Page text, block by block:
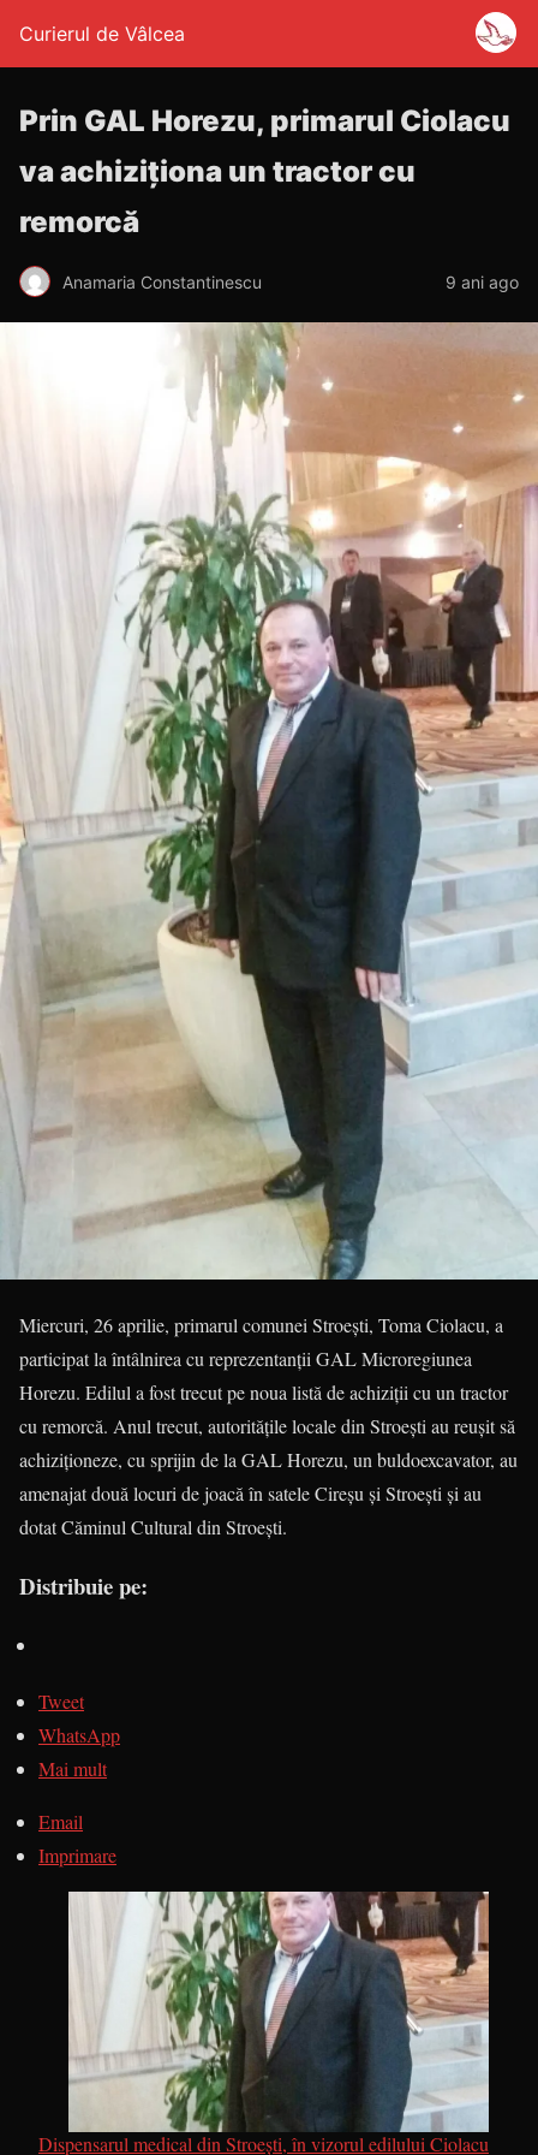
Curierul de Vâlcea
Prin GAL Horezu, primarul Ciolacu
va achiziționa un tractor cu
remorcă
Anamaria Constantinescu 9 ani ago
Miercuri, 26 aprilie, primarul comunei Stroești, Toma Ciolacu, a
participat la întâlnirea cu reprezentanții GAL Microregiunea
Horezu. Edilul a fost trecut pe noua listă de achiziții cu un tractor
cu remorcă. Anul trecut, autoritățile locale din Stro­ești au reușit să
achizițio­neze, cu sprijin de la GAL Horezu, un buldoexcavator, au
amenajat două locuri de joacă în satele Cireșu și Stroești și au
dotat Căminul Cultural din Stroești.
Distribuie pe:
Tweet
WhatsApp
Mai mult
Email
Imprimare
Dispensarul medical din Stroești, în vizorul edilului Ciolacu